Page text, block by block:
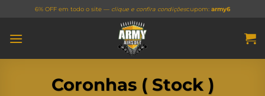
content
6% OFF em todo o site — clique e confira condiçõescupom: army6
Coronhas ( Stock )